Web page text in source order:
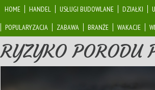
HOME HANDEL USŁUGI BUDOWLANE DZIAŁKI
POPULARYZACJA
ZABAWA BRANŻE WAKACJE
RYZYKO PORODU